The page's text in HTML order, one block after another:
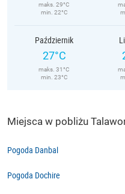
maks. 29°C
min. 22°C
Październik
27°C
maks. 31°C
min. 23°C
Miejsca w pobliżu
Pogoda Danbal
Pogoda Dochire